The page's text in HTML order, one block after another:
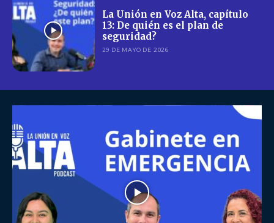
La Unión en Voz Alta, capítulo
13: De quién es el plan de
seguridad?
29 DE MAYO DE 2026